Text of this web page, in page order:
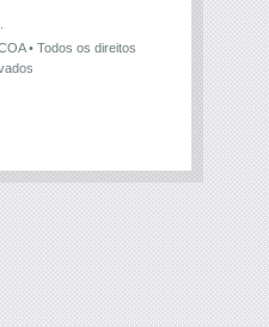
• Todos os direitos